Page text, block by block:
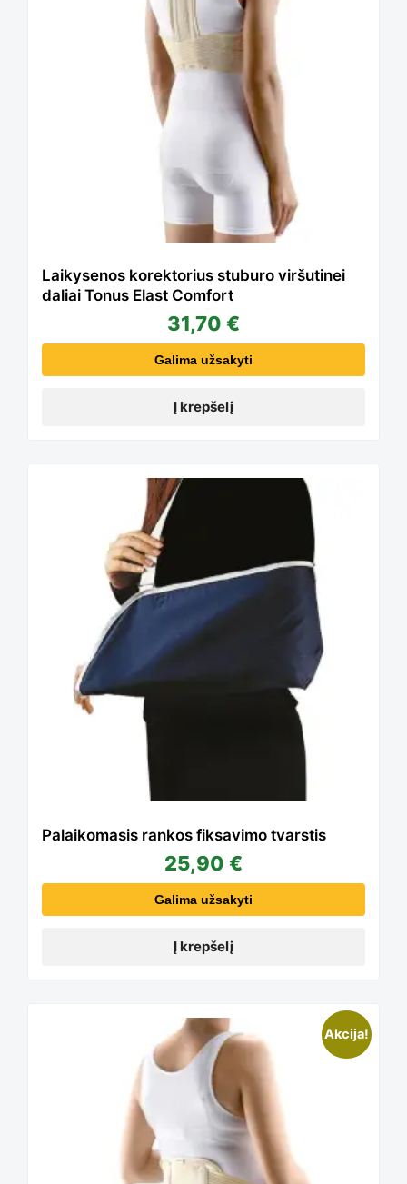
Laikysenos korektorius stuburo viršutinei
daliai Tonus Elast Comfort
31,70 €
Galima užsakyti
Į krepšelį
Palaikomasis rankos fiksavimo tvarstis
25,90 €
Galima užsakyti
Į krepšelį
Akcija!